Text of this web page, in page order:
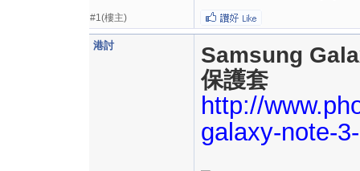
#1(樓主)
港討
Samsung
保護套
http://
galaxy-note-